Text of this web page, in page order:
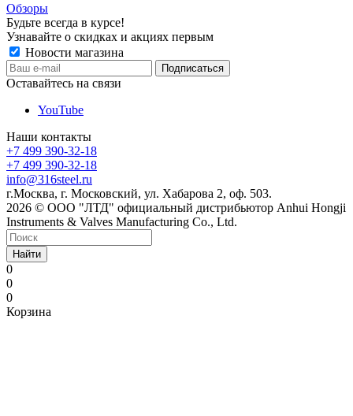
Обзоры
Будьте всегда в курсе!
Узнавайте о скидках и акциях первым
Новости магазина
Оставайтесь на связи
YouTube
Наши контакты
+7 499 390-32-18
+7 499 390-32-18
info@316steel.ru
г.Москва, г. Московский, ул. Хабарова 2, оф. 503.
2026 © ООО "ЛТД" официальный дистрибьютор Anhui Hongji
Instruments & Valves Manufacturing Co., Ltd.
Найти
0
0
0
Корзина